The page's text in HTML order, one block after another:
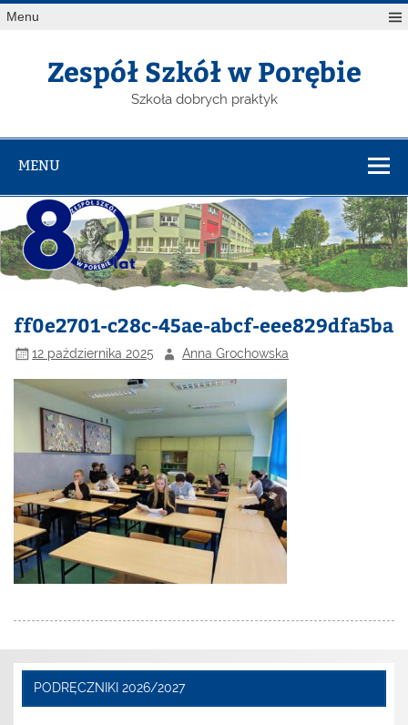
Menu
Zespół Szkół w Porębie
Szkoła dobrych praktyk
MENU
ff0e2701-c28c-45ae-abcf-eee829dfa5ba
12 października 2025 Anna Grochowska
PODRĘCZNIKI 2026/2027